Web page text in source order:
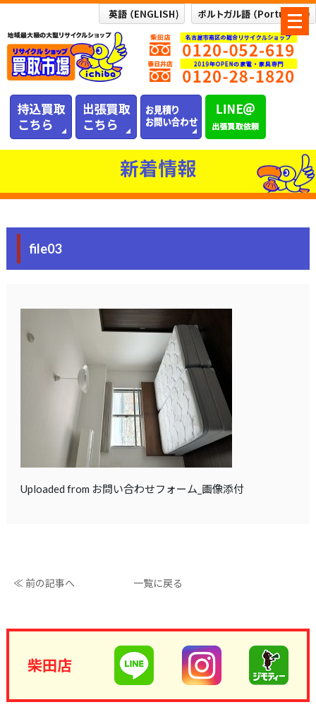
メ
ニ
ュ
ー
新着情報
file03
Uploaded from お問い合わせフォーム_画像添付
≪ 前の記事へ 一覧に戻る
柴田店